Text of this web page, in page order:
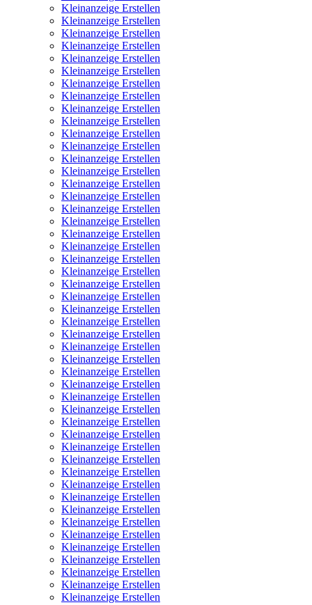
Kleinanzeige Erstellen
Kleinanzeige Erstellen
Kleinanzeige Erstellen
Kleinanzeige Erstellen
Kleinanzeige Erstellen
Kleinanzeige Erstellen
Kleinanzeige Erstellen
Kleinanzeige Erstellen
Kleinanzeige Erstellen
Kleinanzeige Erstellen
Kleinanzeige Erstellen
Kleinanzeige Erstellen
Kleinanzeige Erstellen
Kleinanzeige Erstellen
Kleinanzeige Erstellen
Kleinanzeige Erstellen
Kleinanzeige Erstellen
Kleinanzeige Erstellen
Kleinanzeige Erstellen
Kleinanzeige Erstellen
Kleinanzeige Erstellen
Kleinanzeige Erstellen
Kleinanzeige Erstellen
Kleinanzeige Erstellen
Kleinanzeige Erstellen
Kleinanzeige Erstellen
Kleinanzeige Erstellen
Kleinanzeige Erstellen
Kleinanzeige Erstellen
Kleinanzeige Erstellen
Kleinanzeige Erstellen
Kleinanzeige Erstellen
Kleinanzeige Erstellen
Kleinanzeige Erstellen
Kleinanzeige Erstellen
Kleinanzeige Erstellen
Kleinanzeige Erstellen
Kleinanzeige Erstellen
Kleinanzeige Erstellen
Kleinanzeige Erstellen
Kleinanzeige Erstellen
Kleinanzeige Erstellen
Kleinanzeige Erstellen
Kleinanzeige Erstellen
Kleinanzeige Erstellen
Kleinanzeige Erstellen
Kleinanzeige Erstellen
Kleinanzeige Erstellen